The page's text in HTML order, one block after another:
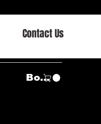
Contact Us
Войти